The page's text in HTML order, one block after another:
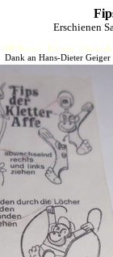
Erschienen
HJFHenze - Helmut´s
Dank an Hans-Dieter